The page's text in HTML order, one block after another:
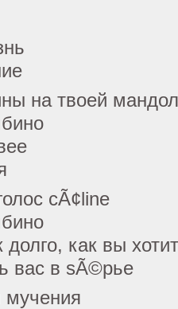
на твоей
cÃ¢line
как вы
вас в sÃ©рье
мучения